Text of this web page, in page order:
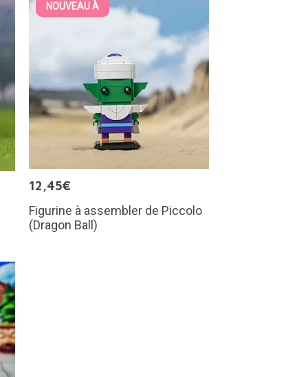
NOUVEAU À
12,45€
Figurine à assembler de Piccolo
(Dragon Ball)